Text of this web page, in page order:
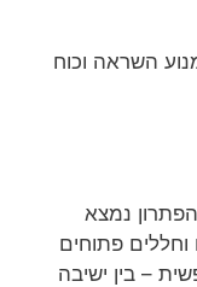
השראה וכוח
הפתרון נמצא
וחללים פתוחים
– בין ישיבה